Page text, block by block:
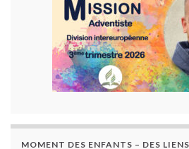
MOMENT DES ENFANTS – DES